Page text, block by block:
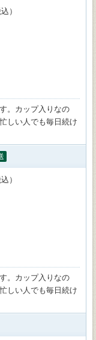
）
。カップ入りなの
しい人でも毎日続け
）
。カップ入りなの
しい人でも毎日続け